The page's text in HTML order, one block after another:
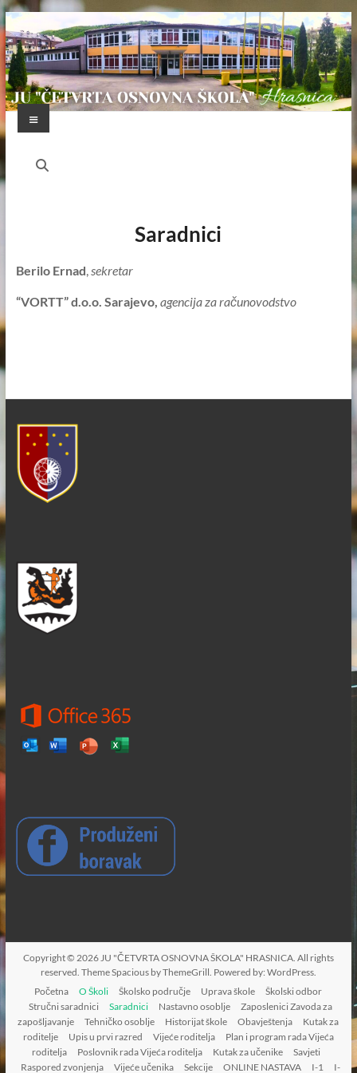
Skip
to
content
JU
HRASNICA
FEDERACIJA
OPĆINA
ILIDŽA
SARAJEVO
Menu
Saradnici
Berilo Ernad,sekretar
“VORTT” d.o.o. Sarajevo, agencija za računovodstvo
Copyright © 2026JU "ČETVRTA OSNOVNA ŠKOLA" HRASNICA. All rights
reserved. ThemeSpaciousby ThemeGrill. Powered by: WordPress.
Početna
O Školi Školsko područje Uprava škole
Školski odbor
Stručni saradnici
Saradnici Nastavno osoblje
Zaposlenici Zavoda za
zapošljavanje
Tehničko osoblje Historijat škole Obavještenja
Kutak za
roditelje
Upis u prvi razred Vijeće roditelja
Plan i program rada Vijeća
roditelja
Poslovnik rada Vijeća roditelja Kutak za učenike
Savjeti
Raspored zvonjenja
Vijeće učenika Sekcije ONLINE NASTAVA I-1 I-